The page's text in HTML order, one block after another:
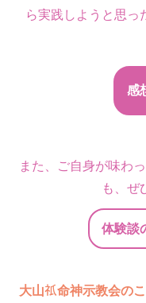
ら実践しようと思っ
感
また、ご自身が味わ
も、ぜ
体験談
大山
命神示教会の